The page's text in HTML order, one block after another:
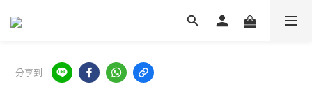
分享到